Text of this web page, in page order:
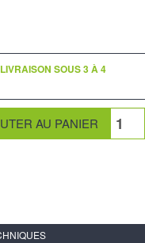
LIVRAISON SOUS 3 À 4